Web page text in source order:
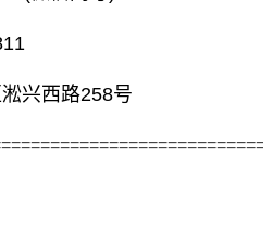
兴西路258号